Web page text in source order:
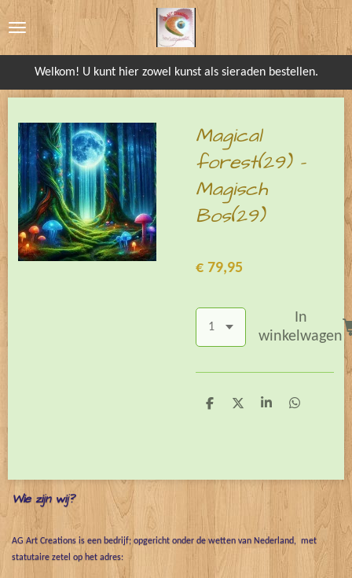
direct
Welkom! U kunt hier zowel kunst als sieraden bestellen.
Magical
forest(29) -
Magisch
Bos(29)
€ 79,95
In
winkelwagen
D
D
S
D
Wie zijn wij?
AG Art Creations is een bedrijf; opgericht onder de wetten van Nederland, met
statutaire zetel op het adres: